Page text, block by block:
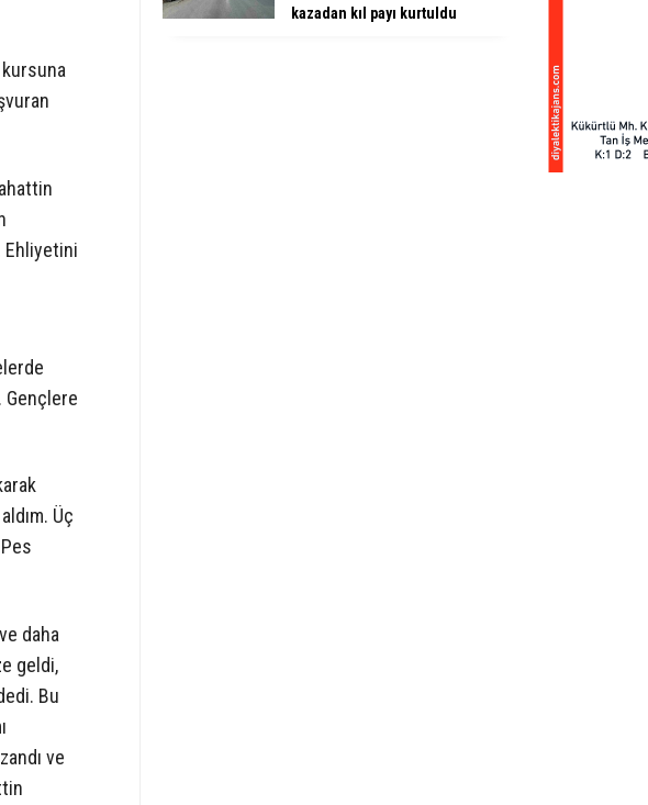
kursuna
Ehliyetini
Gençlere
Üç
daha
geldi,
Bu
ve
kazadan kıl payı kurtuldu